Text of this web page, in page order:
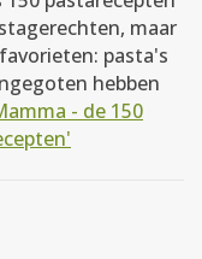
maar
pasta's
hebben
- de 150